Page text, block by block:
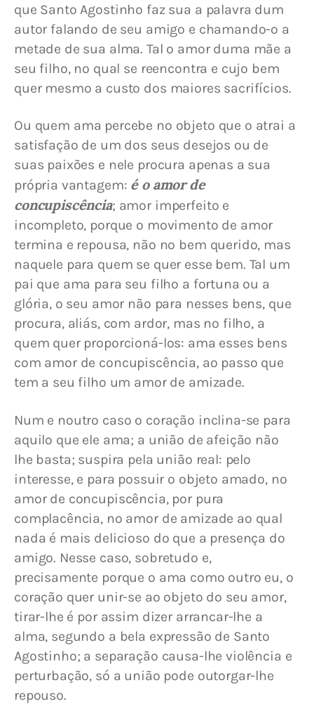
que Santo Agostinho faz sua a palavra dum
autor falando de seu amigo e chamando-o a
metade de sua alma. Tal o amor duma mãe a
seu filho, no qual se reencontra e cujo bem
quer mesmo a custo dos maiores sacrifícios.
Ou quem ama percebe no objeto que o atrai a
satisfação de um dos seus desejos ou de
suas paixões e nele procura apenas a sua
própria vantagem: é o amor de
concupiscência; amor imperfeito e
incompleto, porque o movimento de amor
termina e repousa, não no bem querido, mas
naquele para quem se quer esse bem. Tal um
pai que ama para seu filho a fortuna ou a
glória, o seu amor não para nesses bens, que
procura, aliás, com ardor, mas no filho, a
quem quer proporcioná-los: ama esses bens
com amor de concupiscência, ao passo que
tem a seu filho um amor de amizade.
Num e noutro caso o coração inclina-se para
aquilo que ele ama; a união de afeição não
lhe basta; suspira pela união real: pelo
interesse, e para possuir o objeto amado, no
amor de concupiscência, por pura
complacência, no amor de amizade ao qual
nada é mais delicioso do que a presença do
amigo. Nesse caso, sobretudo e,
precisamente porque o ama como outro eu, o
coração quer unir-se ao objeto do seu amor,
tirar-lhe é por assim dizer arrancar-lhe a
alma, segundo a bela expressão de Santo
Agostinho; a separação causa-lhe violência e
perturbação, só a união pode outorgar-lhe
repouso.